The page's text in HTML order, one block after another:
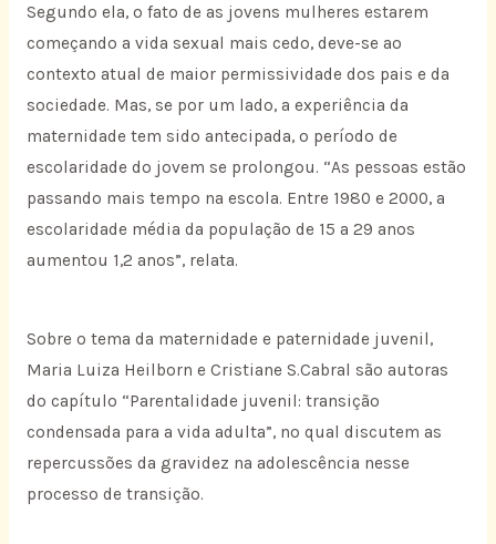
Segundo ela, o fato de as jovens mulheres estarem
começando a vida sexual mais cedo, deve-se ao
contexto atual de maior permissividade dos pais e da
sociedade. Mas, se por um lado, a experiência da
maternidade tem sido antecipada, o período de
escolaridade do jovem se prolongou. “As pessoas estão
passando mais tempo na escola. Entre 1980 e 2000, a
escolaridade média da população de 15 a 29 anos
aumentou 1,2 anos”, relata.
Sobre o tema da maternidade e paternidade juvenil,
Maria Luiza Heilborn e Cristiane S.Cabral são autoras
do capítulo “Parentalidade juvenil: transição
condensada para a vida adulta”, no qual discutem as
repercussões da gravidez na adolescência nesse
processo de transição.